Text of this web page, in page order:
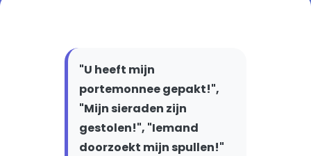
"U heeft mijn
portemonnee gepakt!",
"Mijn sieraden zijn
gestolen!", "Iemand
doorzoekt mijn spullen!"